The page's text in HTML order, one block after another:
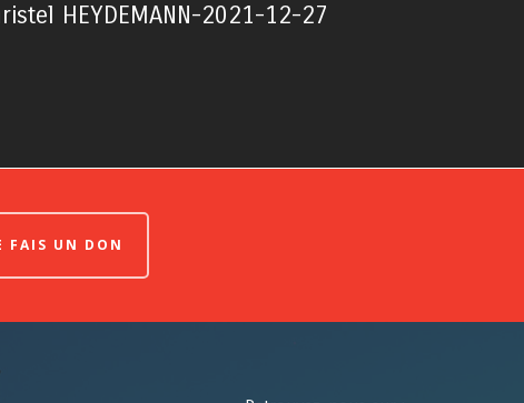
HEYDEMANN-2021-12-27
FAIS UN DON